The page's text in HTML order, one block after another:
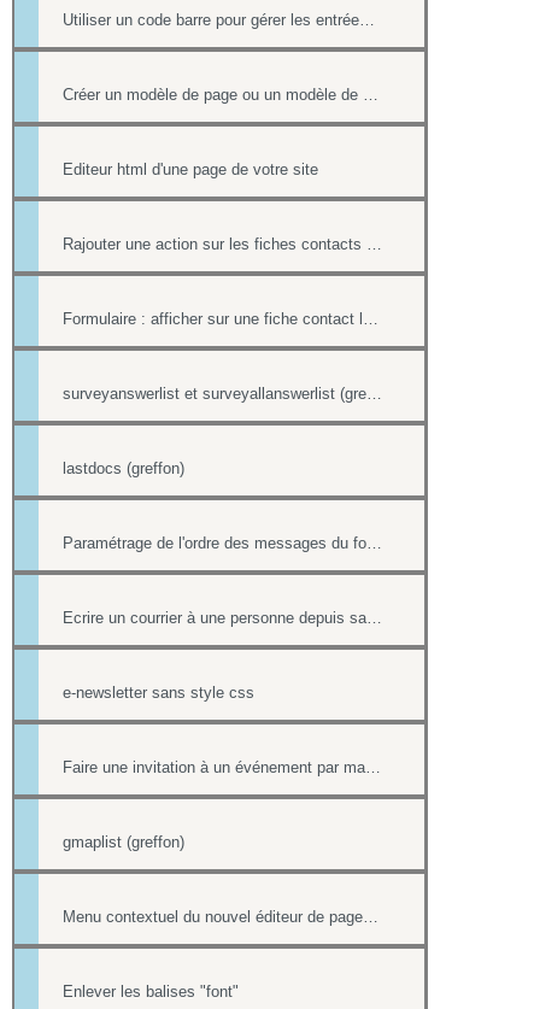
Utiliser un code barre pour gérer les entrées à ses événements
Créer un modèle de page ou un modèle de mailing
Editeur html d'une page de votre site
Rajouter une action sur les fiches contacts de chacun des destinataires d'un mailing
Formulaire : afficher sur une fiche contact le lien ou le contenu d'un formulaire
surveyanswerlist et surveyallanswerlist (greffons)
lastdocs (greffon)
Paramétrage de l'ordre des messages du forum
Ecrire un courrier à une personne depuis sa fiche contact
e-newsletter sans style css
Faire une invitation à un événement par mail avec option inscription
gmaplist (greffon)
Menu contextuel du nouvel éditeur de page html
Enlever les balises "font"